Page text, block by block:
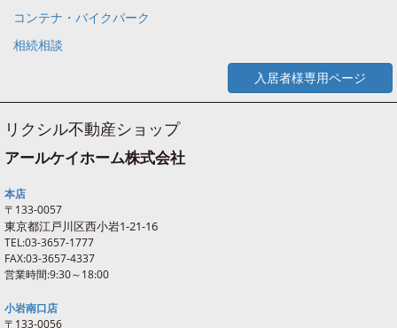
コンテナ・バイクパーク
相続相談
入居者様専用ページ
リクシル不動産ショップ
アールケイホーム株式会社
本店
〒133-0057
東京都江戸川区西小岩1-21-16
TEL:03-3657-1777
FAX:03-3657-4337
営業時間:9:30～18:00
小岩南口店
〒133-0056